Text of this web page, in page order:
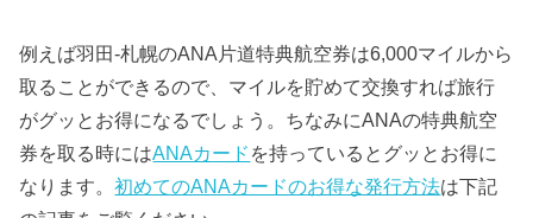
例えば羽田-札幌のANA片道特典航空券は6,000マイルから
取ることができるので、マイルを貯めて交換すれば旅行
がグッとお得になるでしょう。ちなみにANAの特典航空
券を取る時にはANAカード を持っているとグッとお得に
なります。初めてのANAカードのお得な発行方法は下記